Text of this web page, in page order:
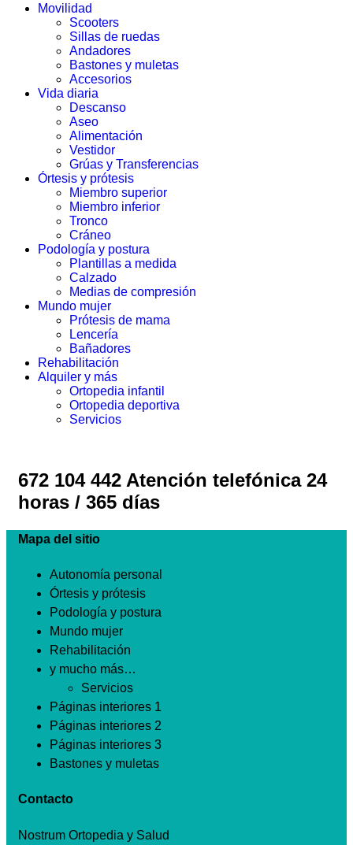
Movilidad
Scooters
Sillas de ruedas
Andadores
Bastones y muletas
Accesorios
Vida diaria
Descanso
Aseo
Alimentación
Vestidor
Grúas y Transferencias
Órtesis y prótesis
Miembro superior
Miembro inferior
Tronco
Cráneo
Podología y postura
Plantillas a medida
Calzado
Medias de compresión
Mundo mujer
Prótesis de mama
Lencería
Bañadores
Rehabilitación
Alquiler y más
Ortopedia infantil
Ortopedia deportiva
Servicios
672 104 442 Atención telefónica 24
horas / 365 días
Mapa del sitio
Autonomía personal
Órtesis y prótesis
Podología y postura
Mundo mujer
Rehabilitación
y mucho más…
Servicios
Páginas interiores 1
Páginas interiores 2
Páginas interiores 3
Bastones y muletas
Contacto
Nostrum Ortopedia y Salud